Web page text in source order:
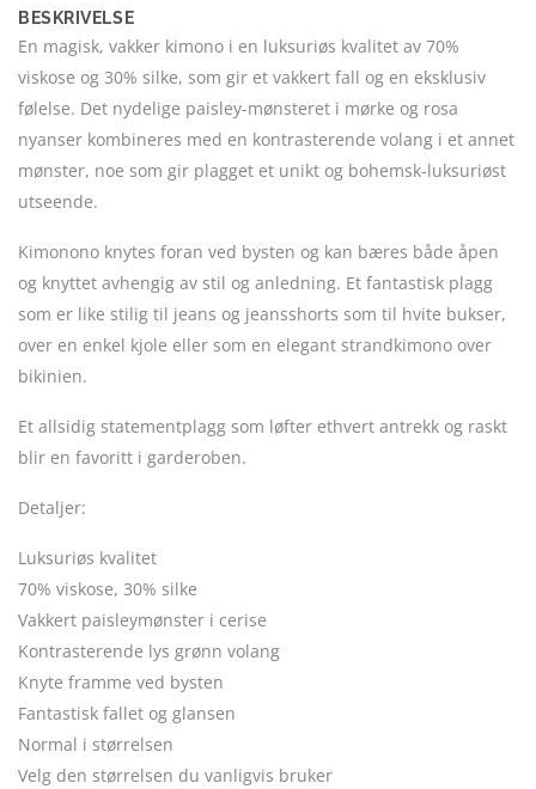
BESKRIVELSE
En magisk, vakker kimono i en luksuriøs kvalitet av 70%
viskose og 30% silke, som gir et vakkert fall og en eksklusiv
følelse. Det nydelige paisley-mønsteret i mørke og rosa
nyanser kombineres med en kontrasterende volang i et annet
mønster, noe som gir plagget et unikt og bohemsk-luksuriøst
utseende.
Kimonono knytes foran ved bysten og kan bæres både åpen
og knyttet avhengig av stil og anledning. Et fantastisk plagg
som er like stilig til jeans og jeansshorts som til hvite bukser,
over en enkel kjole eller som en elegant strandkimono over
bikinien.
Et allsidig statementplagg som løfter ethvert antrekk og raskt
blir en favoritt i garderoben.
Detaljer:
Luksuriøs kvalitet
70% viskose, 30% silke
Vakkert paisleymønster i cerise
Kontrasterende lys grønn volang
Knyte framme ved bysten
Fantastisk fallet og glansen
Normal i størrelsen
Velg den størrelsen du vanligvis bruker